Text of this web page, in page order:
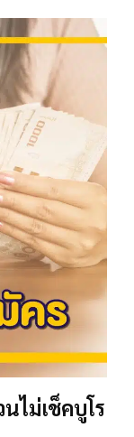
ไม่เช็คบูโร